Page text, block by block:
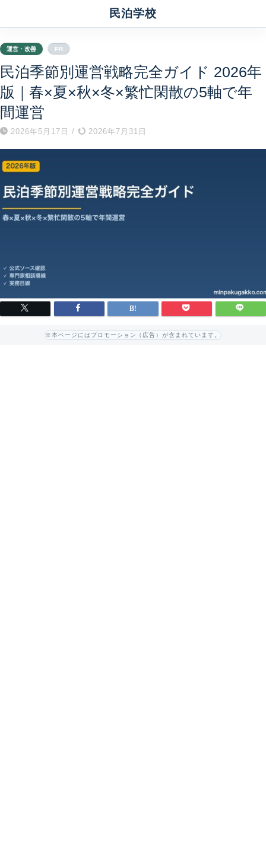
民泊学校
運営・改善 PR
民泊季節別運営戦略完全ガイド 2026年
版｜春×夏×秋×冬×繁忙閑散の5軸で年
間運営
2026年5月17日 / 2026年7月31日
※本ページにはプロモーション（広告）が含まれています。